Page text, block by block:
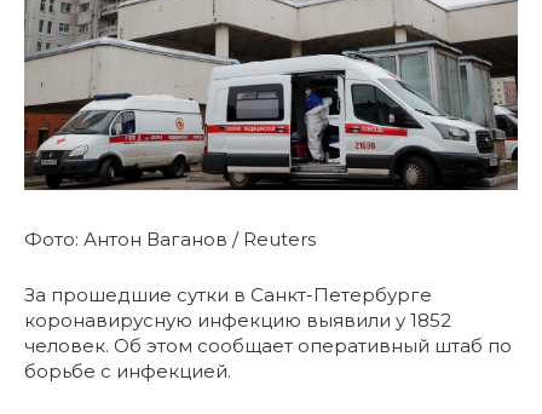
Фото: Антон Ваганов / Reuters
За прошедшие сутки в Санкт-Петербурге
коронавирусную инфекцию выявили у 1852
человек. Об этом сообщает оперативный штаб по
борьбе с инфекцией.